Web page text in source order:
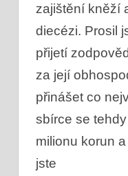
zajištění kněží
diecézi. Prosil
přijetí
za její
přinášet co
sbírce se
milionu korun
jste